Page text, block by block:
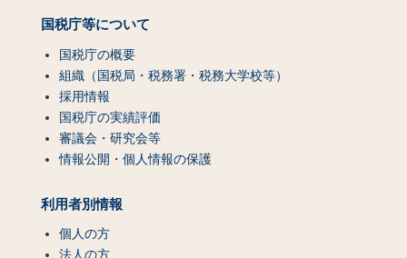
国税庁等について
国税庁の概要
組織（国税局・税務署・税務大学校等）
採用情報
国税庁の実績評価
審議会・研究会等
情報公開・個人情報の保護
利用者別情報
個人の方
法人の方